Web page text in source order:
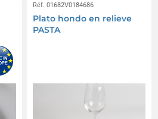
Réf. 01682V0184686
Plato hondo en relieve
PASTA